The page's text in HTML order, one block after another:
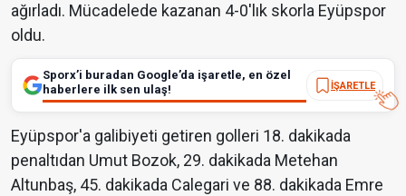
ağırladı. Mücadelede kazanan 4-0'lık skorla Eyüpspor
oldu.
Sporx’i buradan Google’da işaretle, en özel
haberlere ilk sen ulaş!
İŞARETLE
Eyüpspor'a galibiyeti getiren golleri 18. dakikada
penaltıdan Umut Bozok, 29. dakikada Metehan
Altunbaş, 45. dakikada Calegari ve 88. dakikada Emre